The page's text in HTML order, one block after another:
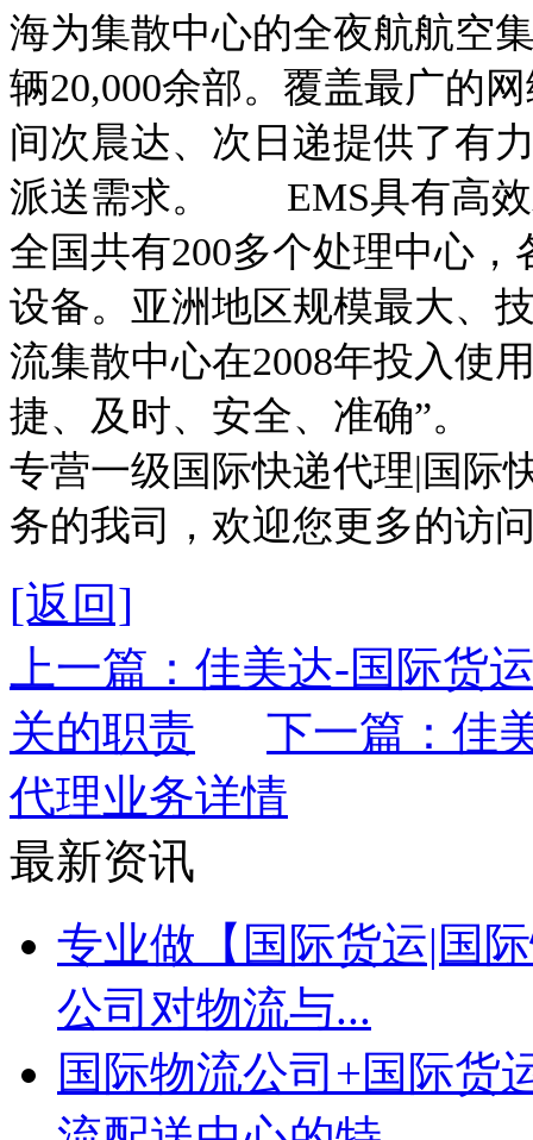
海为集散中心的全夜航航空
辆20,000余部。覆盖最广的
间次晨达、次日递提供了有
派送需求。 EMS具有高
全国共有200多个处理中心，
设备。亚洲地区规模最大、
流集散中心在2008年投入使
捷、及时、安全、准确”。
专营一级国际快递代理|国际
务的我司，欢迎您更多的访
[返回]
上一篇：佳美达-国际货
关的职责
下一篇：佳
代理业务详情
最新资讯
专业做【国际货运|国
公司对物流与...
国际物流公司+国际货